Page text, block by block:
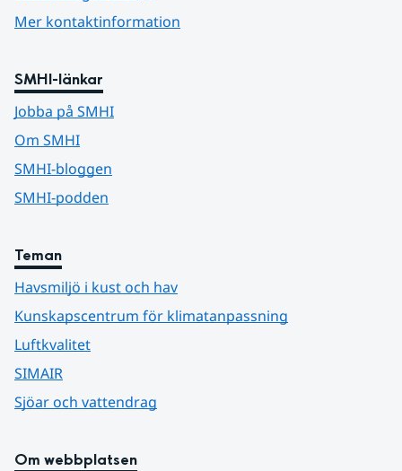
Mer kontaktinformation
SMHI-länkar
Jobba på SMHI
Om SMHI
SMHI-bloggen
SMHI-podden
Teman
Havsmiljö i kust och hav
Kunskapscentrum för klimatanpassning
Luftkvalitet
SIMAIR
Sjöar och vattendrag
Om webbplatsen